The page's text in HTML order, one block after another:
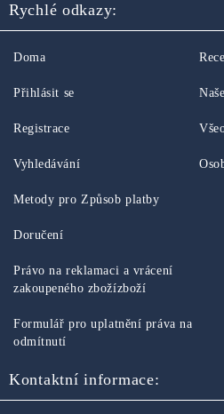
Rychlé odkazy:
Doma
Přihlásit se
Registrace
Vyhledávání
Metody pro Způsob platby
Doručení
Právo na reklamaci a vrácení
zakoupeného zbožízboží
Formulář pro uplatnění práva na
odmítnutí
Kontaktní informace: